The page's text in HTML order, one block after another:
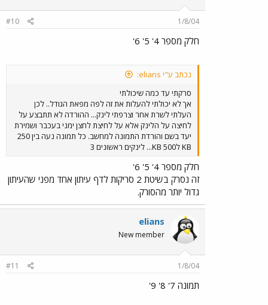
1/8/04
#10
חלק מספר 4' 5' 6'
נכתב ע"י elians:
סרקתי עד כמה שיכולתי
אך לא יכולתי להעלות את זה לפה מפאת הגודל.. לכן
העלתי לשרת אחר וצרפתי לינק... ההורדה לא תתבצע על
לחיצה על הלינק אלא על לחיצת לחצן ימני בעכבר ושמירת
יעד בשם והורדת התמונה למחשב. כל תמונה נעה בין 250
KB ל500 KB... לינקים ראשונים 3
חלק מספר 4' 5' 6'
זה נסרק בשיטת 2 סריקות לדף עיתון אחד מפני שהעיתון
גדול יותר מהסורק.
elians
New member
1/8/04
#11
תמונה 7' 8' 9'